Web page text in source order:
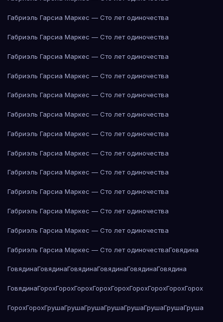
Габриэль Гарсиа Маркес — Сто лет одиночества
Габриэль Гарсиа Маркес — Сто лет одиночества
Габриэль Гарсиа Маркес — Сто лет одиночества
Габриэль Гарсиа Маркес — Сто лет одиночества
Габриэль Гарсиа Маркес — Сто лет одиночества
Габриэль Гарсиа Маркес — Сто лет одиночества
Габриэль Гарсиа Маркес — Сто лет одиночества
Габриэль Гарсиа Маркес — Сто лет одиночества
Габриэль Гарсиа Маркес — Сто лет одиночества
Габриэль Гарсиа Маркес — Сто лет одиночества
Габриэль Гарсиа Маркес — Сто лет одиночества
Габриэль Гарсиа Маркес — Сто лет одиночества
Габриэль Гарсиа Маркес — Сто лет одиночестваГовядина
ГовядинаГовядинаГовядинаГовядинаГовядинаГовядина
ГовядинаГорохГорохГорохГорохГорохГорохГорохГорохГорох
ГорохГорохГрушаГрушаГрушаГрушаГрушаГрушаГрушаГруша